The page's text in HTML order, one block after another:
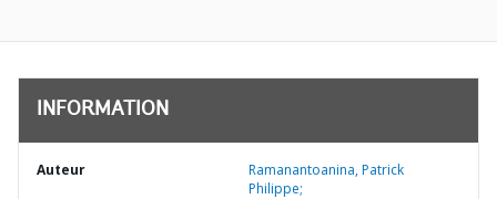
INFORMATION
Auteur
Ramanantoanina, Patrick
Philippe;